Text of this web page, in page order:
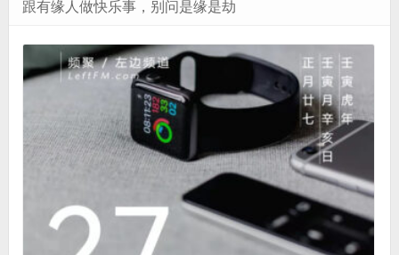
跟有缘人做快乐事，别问是缘是劫